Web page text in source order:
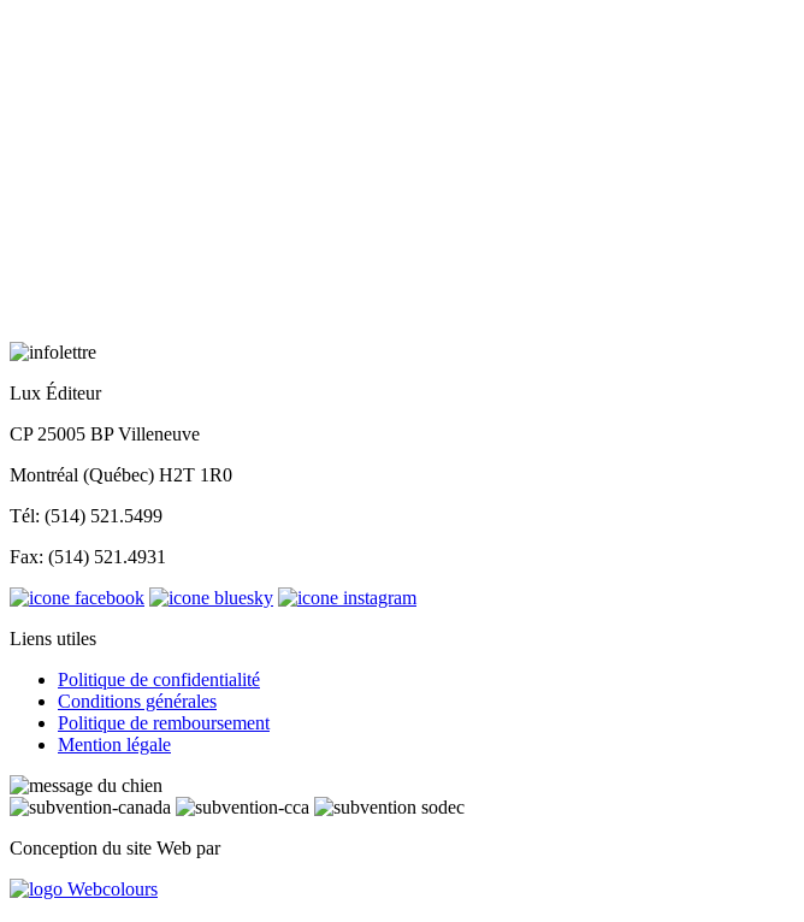
Lux Éditeur
CP 25005 BP Villeneuve
Montréal (Québec) H2T 1R0
Tél: (514) 521.5499
Fax: (514) 521.4931
Liens utiles
Politique de confidentialité
Conditions générales
Politique de remboursement
Mention légale
Conception du site Web par